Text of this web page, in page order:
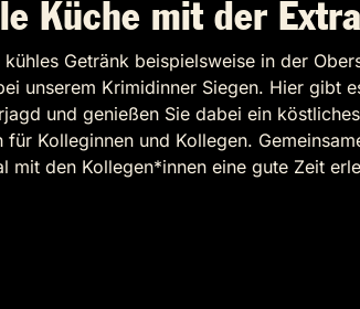
Küche mit der
Getränk beispielsweise in der
unserem Krimidinner Siegen. Hier gibt
und genießen Sie dabei ein
Kolleginnen und Kollegen.
mit den Kollegen*innen eine gute Zeit